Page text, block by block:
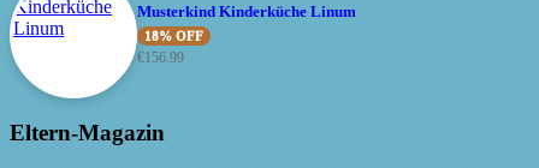
Musterkind Kinderküche Linum
18% OFF
€156.99
Eltern-Magazin